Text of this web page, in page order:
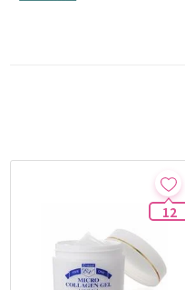
12